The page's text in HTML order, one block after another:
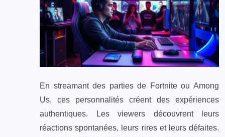
En streamant des parties de Fortnite ou Among
Us, ces personnalités créent des expériences
authentiques. Les viewers découvrent leurs
réactions spontanées, leurs rires et leurs défaites.